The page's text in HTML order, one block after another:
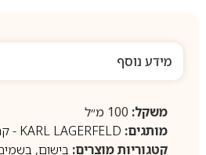
מידע נוסף
משקל:100 מ״ל
מותגים: KARL LAGERFELD - קרל לגרפלד
קטגוריות מוצרים: בישום,